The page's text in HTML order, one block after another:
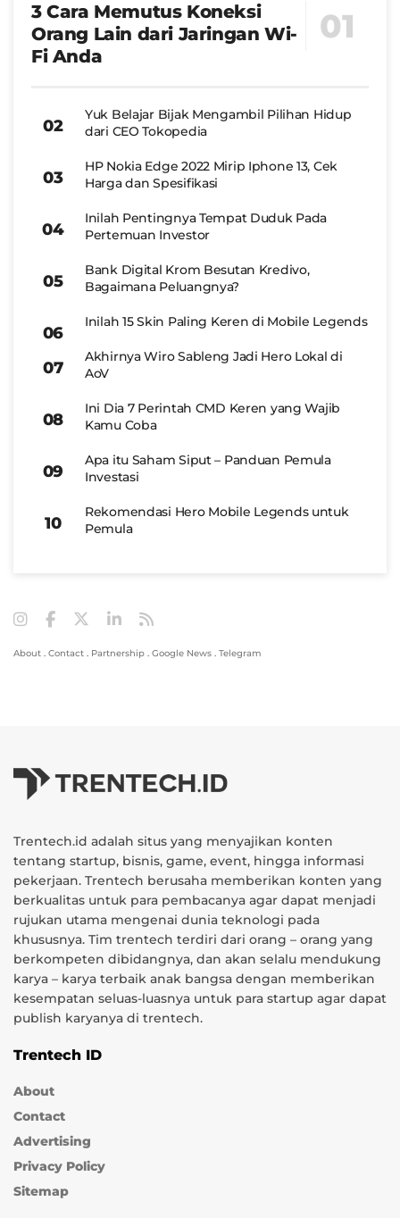
3 Cara Memutus Koneksi
Orang Lain dari Jaringan Wi-
Fi Anda
Yuk Belajar Bijak Mengambil Pilihan Hidup
dari CEO Tokopedia
HP Nokia Edge 2022 Mirip Iphone 13, Cek
Harga dan Spesifikasi
Inilah Pentingnya Tempat Duduk Pada
Pertemuan Investor
Bank Digital Krom Besutan Kredivo,
Bagaimana Peluangnya?
Inilah 15 Skin Paling Keren di Mobile Legends
Akhirnya Wiro Sableng Jadi Hero Lokal di
AoV
Ini Dia 7 Perintah CMD Keren yang Wajib
Kamu Coba
Apa itu Saham Siput – Panduan Pemula
Investasi
Rekomendasi Hero Mobile Legends untuk
Pemula
About . Contact . Partnership . Google News . Telegram
Trentech.id adalah situs yang menyajikan konten
tentang startup, bisnis, game, event, hingga informasi
pekerjaan. Trentech berusaha memberikan konten yang
berkualitas untuk para pembacanya agar dapat menjadi
rujukan utama mengenai dunia teknologi pada
khususnya. Tim trentech terdiri dari orang – orang yang
berkompeten dibidangnya, dan akan selalu mendukung
karya – karya terbaik anak bangsa dengan memberikan
kesempatan seluas-luasnya untuk para startup agar dapat
publish karyanya di trentech.
Trentech ID
About
Contact
Advertising
Privacy Policy
Sitemap